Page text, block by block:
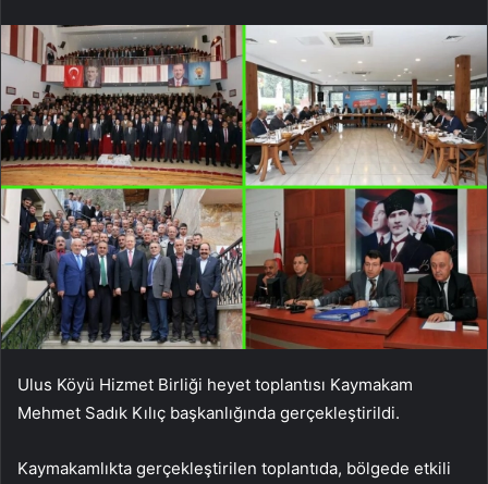
Ulus Köyü Hizmet Birliği heyet toplantısı Kaymakam
Mehmet Sadık Kılıç başkanlığında gerçekleştirildi.
Kaymakamlıkta gerçekleştirilen toplantıda, bölgede etkili